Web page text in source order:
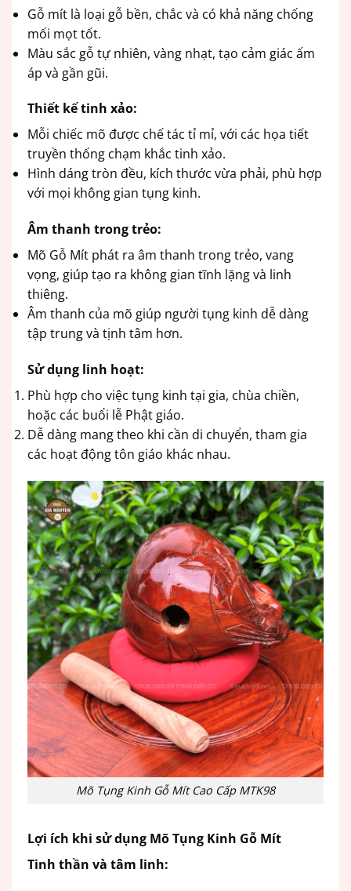
Gỗ mít là loại gỗ bền, chắc và có khả năng chống
mối mọt tốt.
Màu sắc gỗ tự nhiên, vàng nhạt, tạo cảm giác ấm
áp và gần gũi.
Thiết kế tinh xảo:
Mỗi chiếc mõ được chế tác tỉ mỉ, với các họa tiết
truyền thống chạm khắc tinh xảo.
Hình dáng tròn đều, kích thước vừa phải, phù hợp
với mọi không gian tụng kinh.
Âm thanh trong trẻo:
Mõ Gỗ Mít phát ra âm thanh trong trẻo, vang
vọng, giúp tạo ra không gian tĩnh lặng và linh
thiêng.
Âm thanh của mõ giúp người tụng kinh dễ dàng
tập trung và tịnh tâm hơn.
Sử dụng linh hoạt:
Phù hợp cho việc tụng kinh tại gia, chùa chiền,
hoặc các buổi lễ Phật giáo.
Dễ dàng mang theo khi cần di chuyển, tham gia
các hoạt động tôn giáo khác nhau.
Mõ Tụng Kinh Gỗ Mít Cao Cấp MTK98
Lợi ích khi sử dụng Mõ Tụng Kinh Gỗ Mít
Tinh thần và tâm linh: